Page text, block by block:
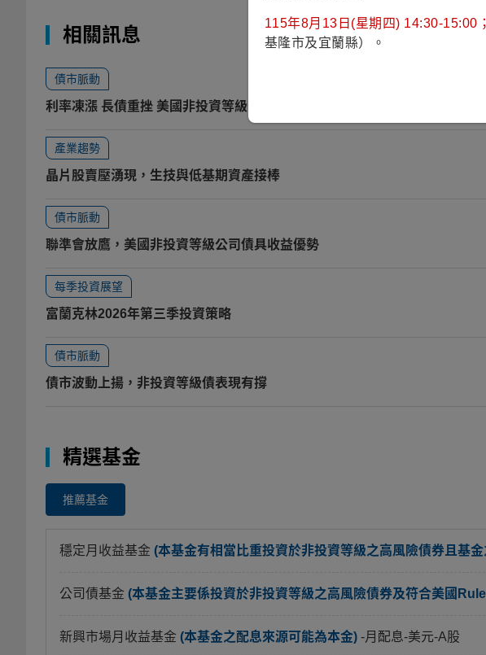
相關訊息
債市脈動
利率凍漲 長債重挫 美國非投資等級公司債扛得住壓力
產業趨勢
晶片股賣壓湧現，生技與低基期資產接棒
債市脈動
聯準會放鷹，美國非投資等級公司債具收益優勢
每季投資展望
富蘭克林2026年第三季投資策略
債市脈動
債市波動上揚，非投資等級債表現有撐
精選基金
推薦基金
穩定月收益基金 (本基金有相當比重投資於非投資等級之高風險債券且基
公司債基金 (本基金主要係投資於非投資等級之高風險債券及符合美國
新興市場月收益基金 (本基金之配息來源可能為本金) -月配息-美元-A股
115年8月13日(星期四) 14:30-15:00
基隆市及宜蘭縣）。